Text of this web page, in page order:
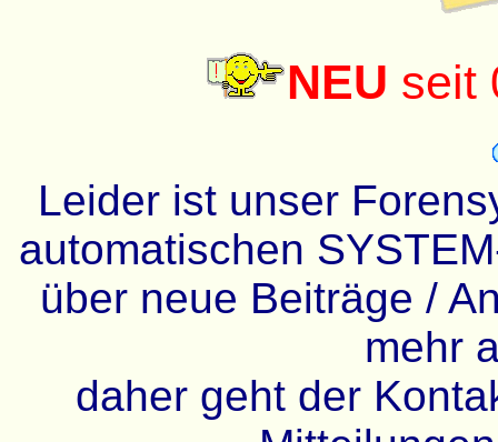
NEU seit
Leider ist unser
automatischen
über neue Beiträge /
mehr
daher geht der